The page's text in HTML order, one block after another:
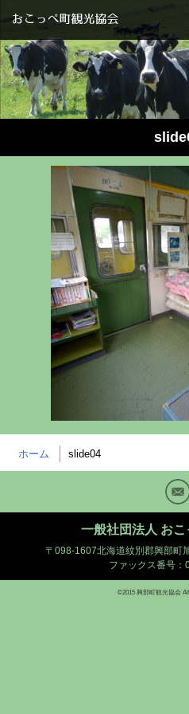
ホーム slide04
Mail
一般社団法人 お
〒098-1607北海道紋別郡興部町
ファックス番号
©2015 興部町観光協会